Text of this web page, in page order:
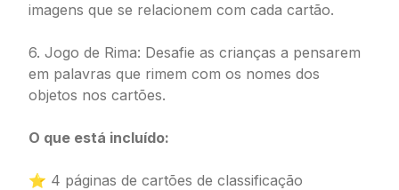
imagens que se relacionem com cada cartão.
6. Jogo de Rima: Desafie as crianças a pensarem
em palavras que rimem com os nomes dos
objetos nos cartões.
O que está incluído:
⭐ 4 páginas de cartões de classificação